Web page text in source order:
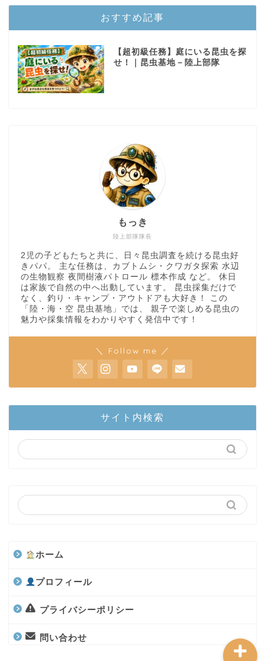
おすすめ記事
【超初級任務】庭にいる昆虫を探
せ！｜昆虫基地－陸上部隊
陸上部隊隊長
もっき
2児の子どもたちと共に、日々昆虫調査を続ける昆虫好
きパパ。 主な任務は、カブトムシ・クワガタ探索 水辺
の生物観察 夜間樹液パトロール 標本作成 など。 休日
は家族で自然の中へ出動しています。 昆虫採集だけで
なく、釣り・キャンプ・アウトドアも大好き！ この
「陸・海・空 昆虫基地」では、 親子で楽しめる昆虫の
魅力や採集情報をわかりやすく発信中です！
＼ Follow me ／
サイト内検索
ホーム
プロフィール
プライバシーポリシー
問い合わせ
陸上部隊
世界のカブトムシ